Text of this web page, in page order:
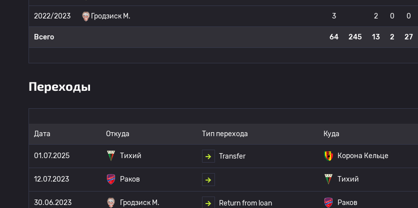
2022/2023 Гродзиск М. 3 2 0 0
Всего 64 245 13 2 27
Переходы
Дата Откуда Тип перехода Куда
01.07.2025 Тихий Transfer Корона Кельце
12.07.2023 Раков Тихий
30.06.2023 Гродзиск М. Return from loan Раков